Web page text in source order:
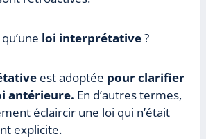
loi interprétative?
est adoptée pour clarifier
antérieure. En d’autres termes,
éclaircir une loi qui n’était
explicite.